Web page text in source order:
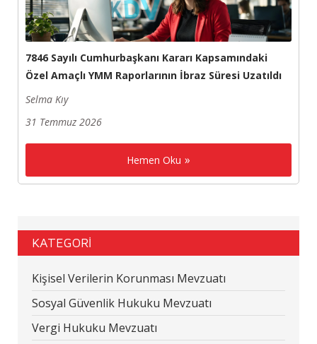
7846 Sayılı Cumhurbaşkanı Kararı Kapsamındaki
Özel Amaçlı YMM Raporlarının İbraz Süresi Uzatıldı
Selma Kıy
31 Temmuz 2026
Hemen Oku
KATEGORİ
Kişisel Verilerin Korunması Mevzuatı
Sosyal Güvenlik Hukuku Mevzuatı
Vergi Hukuku Mevzuatı